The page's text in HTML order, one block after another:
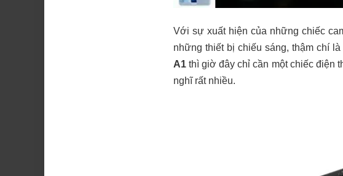
Với sự xuất hiện của những chiếc
những thiết bị chiếu sáng, thậm chí
A1 thì giờ đây chỉ cần một chiếc điện
nghĩ rất nhiều.